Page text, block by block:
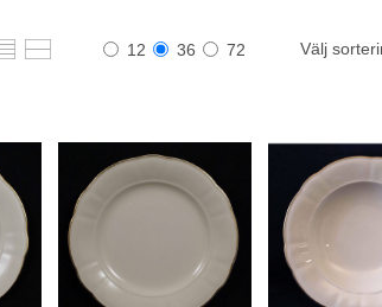
12 36 72 Välj